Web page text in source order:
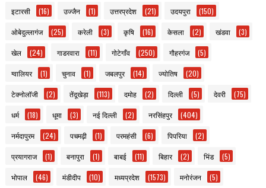
इटारसी (16) उज्जैन (1) उत्तरप्रदेश (21) उदयपुरा (150)
ओबेदुल्लागंज (25) करेली (3) कृषि (16) केसला (2) खंडवा (3)
खेल (24) गाडरवारा (11) गोटेगाँव (250) गौहरगंज (5)
ग्वालियर (1) चुनाव (1) जबलपुर (14) ज्योतिष (20)
टेक्नोलॉजी (2) तेंदूखेड़ा (113) दमोह (2) दिल्ली (5) देवरी (75)
धर्म (18) धूमा (3) नई दिल्ली (2) नरसिंहपुर (404)
नर्मदापुरम (24) पचमढ़ी (1) परमहंसी (6) पिपरिया (2)
प्रयागराज (1) बनापुरा (1) बाबई (11) बिहार (2) भिंड (5)
भोपाल (46) मंडीदीप (10) मध्यप्रदेश (1573) मनोरंजन (5)